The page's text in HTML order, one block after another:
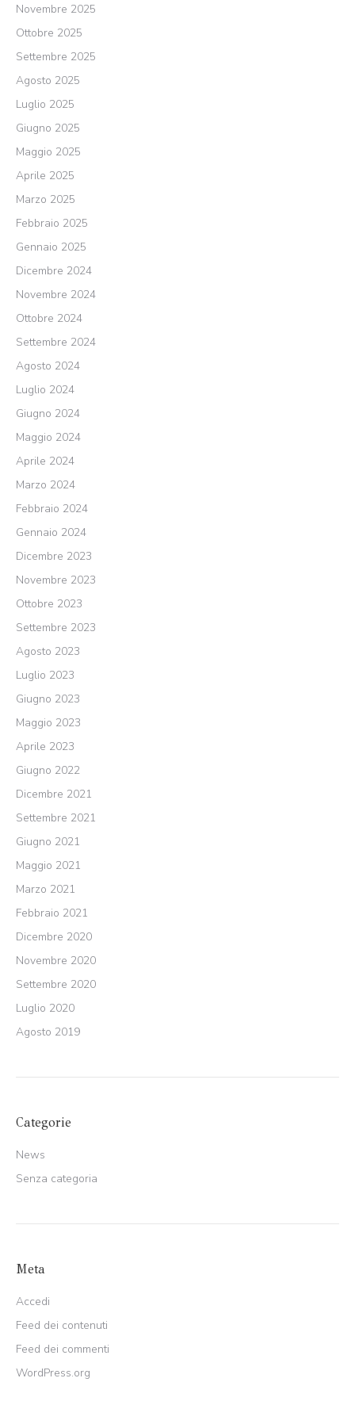
Novembre 2025
Ottobre 2025
Settembre 2025
Agosto 2025
Luglio 2025
Giugno 2025
Maggio 2025
Aprile 2025
Marzo 2025
Febbraio 2025
Gennaio 2025
Dicembre 2024
Novembre 2024
Ottobre 2024
Settembre 2024
Agosto 2024
Luglio 2024
Giugno 2024
Maggio 2024
Aprile 2024
Marzo 2024
Febbraio 2024
Gennaio 2024
Dicembre 2023
Novembre 2023
Ottobre 2023
Settembre 2023
Agosto 2023
Luglio 2023
Giugno 2023
Maggio 2023
Aprile 2023
Giugno 2022
Dicembre 2021
Settembre 2021
Giugno 2021
Maggio 2021
Marzo 2021
Febbraio 2021
Dicembre 2020
Novembre 2020
Settembre 2020
Luglio 2020
Agosto 2019
Categorie
News
Senza categoria
Meta
Accedi
Feed dei contenuti
Feed dei commenti
WordPress.org